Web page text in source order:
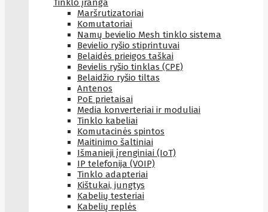
Tinklo įranga
Maršrutizatoriai
Komutatoriai
Namų bevielio Mesh tinklo sistema
Bevielio ryšio stiprintuvai
Belaidės prieigos taškai
Bevielis ryšio tinklas (CPE)
Belaidžio ryšio tiltas
Antenos
PoE prietaisai
Media konverteriai ir moduliai
Tinklo kabeliai
Komutacinės spintos
Maitinimo šaltiniai
Išmanieji įrenginiai (IoT)
IP telefonija (VOIP)
Tinklo adapteriai
Kištukai, jungtys
Kabelių testeriai
Kabelių replės